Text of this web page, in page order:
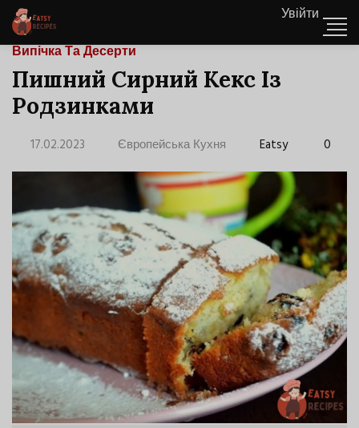
Увійти
Випічка Та Десерти
Пишний Сирний Кекс Із
Родзинками
17.02.2023 Європейська Кухня Eatsy 0